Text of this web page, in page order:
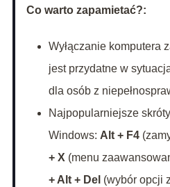
Co warto zapamietać?:
Wyłączanie komputera
jest przydatne w
dla osób z
Najpopularniejsze
Windows: Alt + F4
+ X (menu
+ Alt + Del (wybór opcji